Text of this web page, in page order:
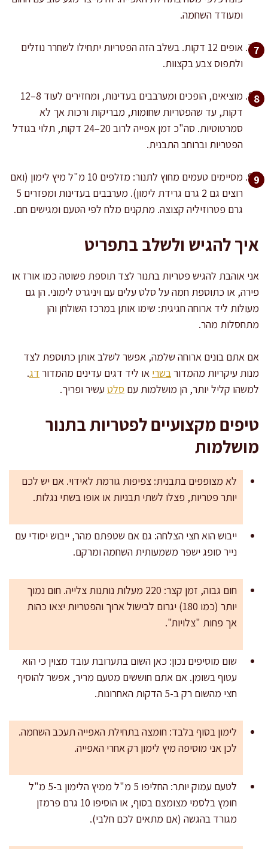
ומעודד השחמה.
אופים 12 דקות. בשלב הזה הפטריות יתחילו לשחרר נוזלים
ולתפוס צבע בקצוות.
מוציאים, הופכים ומערבבים בעדינות, ומחזירים לעוד 8–12
דקות, עד שהפטריות שחומות, מבריקות ורכות אך לא
סמרטוטיות. סה"כ זמן אפייה לרוב 20–24 דקות, תלוי בגודל
הפטריות וברוחב התבנית.
מסיימים טעמים מחוץ לתנור: מזלפים 10 מ"ל מיץ לימון (ואם
רוצים גם 2 גרם גרידת לימון). מערבבים בעדינות ומפזרים 5
גרם פטרוזיליה קצוצה. מתקנים מלח לפי הטעם ומגישים חם.
איך להגיש ולשלב בתפריט
אני אוהבת להגיש פטריות בתנור לצד תוספת פשוטה כמו אורז או
פירה, או כתוספת חמה על סלט עלים עם ויניגרט לימוני. הן גם
מעולות ליד ארוחה חגיגית: שימו אותן במרכז השולחן והן
מתחסלות מהר.
אם אתם בונים ארוחה שלמה, אפשר לשלב אותן כתוספת לצד
מנות עיקריות מהמדורבשרי או ליד דגים עדינים מהמדור דג.
למשהו קליל יותר, הן מושלמות עם סלט עשיר ופריך.
טיפים מקצועיים לפטריות בתנור
מושלמות
לא מצופפים בתבנית: צפיפות גורמת לאידוי. אם יש לכם
יותר פטריות, פצלו לשתי תבניות או אופו בשתי נגלות.
ייבוש הוא חצי הצלחה: גם אם שטפתם מהר, ייבוש יסודי עם
נייר סופג ישפר משמעותית השחמה ומרקם.
חום גבוה, זמן קצר: 220 מעלות נותנות צלייה. חום נמוך
יותר (כמו 180) יגרום לבישול ארוך והפטריות יצאו כהות
אך פחות "צלויות".
שום מוסיפים נכון: כאן השום בתערובת עובד מצוין כי הוא
עטוף בשומן. אם אתם חוששים מטעם מריר, אפשר להוסיף
חצי מהשום רק ב-5 הדקות האחרונות.
לימון בסוף בלבד: חומצה בתחילת האפייה תעכב השחמה.
לכן אני מוסיפה מיץ לימון רק אחרי האפייה.
לטעם עמוק יותר: החליפו 5 מ"ל ממיץ הלימון ב-5 מ"ל
חומץ בלסמי מצומצם בסוף, או הוסיפו 10 גרם פרמזן
מגורד בהגשה (אם מתאים לכם חלבי).